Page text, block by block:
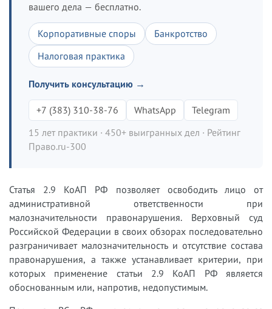
вашего дела — бесплатно.
Корпоративные споры
Банкротство
Налоговая практика
Получить консультацию →
+7 (383) 310-38-76 WhatsApp
Telegram
15 лет практики · 450+ выигранных дел · Рейтинг
Право.ru-300
Статья 2.9 КоАП РФ позволяет освободить лицо от
административной ответственности при
малозначительности правонарушения. Верховный суд
Российской Федерации в своих обзорах последовательно
разграничивает малозначительность и отсутствие состава
правонарушения, а также устанавливает критерии, при
которых применение статьи 2.9 КоАП РФ является
обоснованным или, напротив, недопустимым.